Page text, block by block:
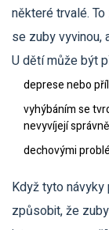
některé trvalé.
se zuby vyvinou,
U dětí může být
deprese nebo
vyhýbáním se
nevyvíjejí
dechovými
Když tyto
způsobit, že